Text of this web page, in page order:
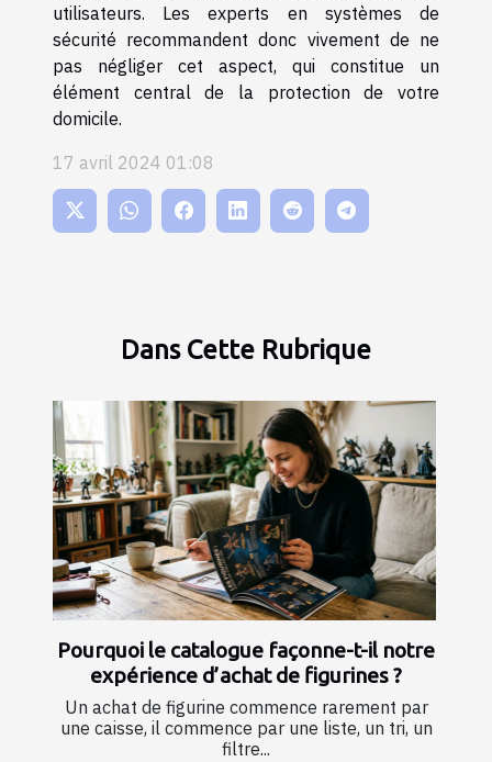
utilisateurs. Les experts en systèmes de
sécurité recommandent donc vivement de ne
pas négliger cet aspect, qui constitue un
élément central de la protection de votre
domicile.
17 avril 2024 01:08
Dans Cette Rubrique
Pourquoi le catalogue façonne-t-il notre
expérience d’achat de figurines ?
Un achat de figurine commence rarement par
une caisse, il commence par une liste, un tri, un
filtre...